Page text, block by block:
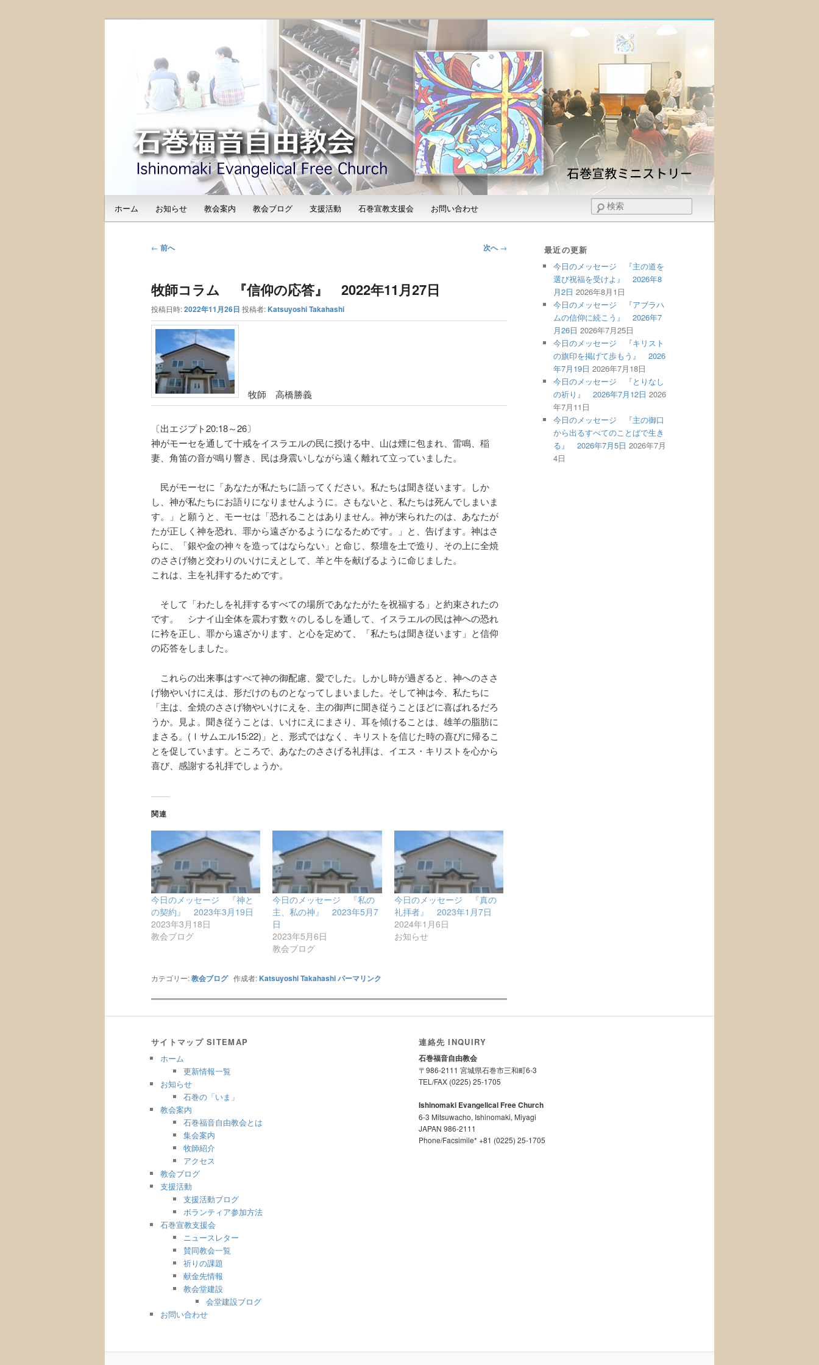
石巻福音自由教会（Ishinomaki Evangelical
Free Church）
日本福音自由教会の有志による「石巻宣教支援会」によって支えられる新しい教会と、被災地支援活動
索
ホーム お知らせ 教会案内 教会ブログ 支援活動 石巻宣教支援会 お問い合わせ
投
ビ
ゲ
ー
ョ
ン
← 前へ 次へ→
牧師コラム 『信仰の応答』 2022年11月27日
投稿日時:2022年11月26日 投稿者: Katsuyoshi Takahashi
牧師 高橋勝義
〔出エジプト20:18～26〕
神がモーセを通して十戒をイスラエルの民に授ける中、山は煙に包まれ、雷鳴、稲
妻、角笛の音が鳴り響き、民は身震いしながら遠く離れて立っていました。
民がモーセに「あなたが私たちに語ってください。私たちは聞き従います。しか
し、神が私たちにお語りになりませんように。さもないと、私たちは死んでしまいま
す。」と願うと、モーセは「恐れることはありません。神が来られたのは、あなたが
たが正しく神を恐れ、罪から遠ざかるようになるためです。」と、告げます。神はさ
らに、「銀や金の神々を造ってはならない」と命じ、祭壇を土で造り、その上に全焼
のささげ物と交わりのいけにえとして、羊と牛を献げるように命じました。
これは、主を礼拝するためです。
そして「わたしを礼拝するすべての場所であなたがたを祝福する」と約束されたの
です。 シナイ山全体を震わす数々のしるしを通して、イスラエルの民は神への恐れ
に衿を正し、罪から遠ざかります、と心を定めて、「私たちは聞き従います」と信仰
の応答をしました。
これらの出来事はすべて神の御配慮、愛でした。しかし時が過ぎると、神へのささ
げ物やいけにえは、形だけのものとなってしまいました。そして神は今、私たちに
「主は、全焼のささげ物やいけにえを、主の御声に聞き従うことほどに喜ばれるだろ
うか。見よ。聞き従うことは、いけにえにまさり、耳を傾けることは、雄羊の脂肪に
まさる。(Ⅰサムエル15:22)」と、形式ではなく、キリストを信じた時の喜びに帰るこ
とを促しています。ところで、あなたのささげる礼拝は、イエス・キリストを心から
喜び、感謝する礼拝でしょうか。
関連
今日のメッセージ 『神と
の契約』 2023年3月19日
2023年3月18日
教会ブログ
今日のメッセージ 『私の
主、私の神』 2023年5月7
日
2023年5月6日
教会ブログ
今日のメッセージ 『真の
礼拝者』 2023年1月7日
2024年1月6日
お知らせ
カテゴリー:教会ブログ作成者: Katsuyoshi Takahashiパーマリンク
最近の更新
今日のメッセージ 『主の道を
選び祝福を受けよ』 2026年8
月2日 2026年8月1日
今日のメッセージ 『アブラハ
ムの信仰に続こう』 2026年7
月26日 2026年7月25日
今日のメッセージ 『キリスト
の旗印を掲げて歩もう』 2026
年7月19日 2026年7月18日
今日のメッセージ 『とりなし
の祈り』 2026年7月12日 2026
年7月11日
今日のメッセージ 『主の御口
から出るすべてのことばで生き
る』 2026年7月5日 2026年7月
4日
サイトマップ SITEMAP
ホーム
更新情報一覧
お知らせ
石巻の「いま」
教会案内
石巻福音自由教会とは
集会案内
牧師紹介
アクセス
教会ブログ
支援活動
支援活動ブログ
ボランティア参加方法
石巻宣教支援会
ニュースレター
賛同教会一覧
祈りの課題
献金先情報
教会堂建設
会堂建設ブログ
お問い合わせ
連絡先 INQUIRY
石巻福音自由教会
〒986-2111 宮城県石巻市三和町6-3
TEL/FAX (0225) 25-1705
Ishinomaki Evangelical Free Church
6-3 Mitsuwacho, Ishinomaki, Miyagi
JAPAN 986-2111
Phone/Facsimile* +81 (0225) 25-1705